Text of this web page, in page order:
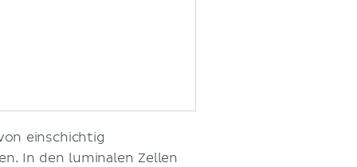
einschichtig
In den luminalen Zellen